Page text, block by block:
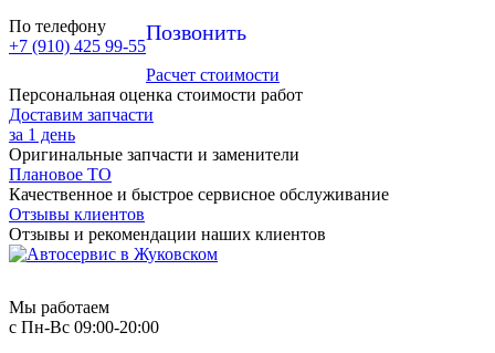
По телефону
+7 (910) 425 99-55
Позвонить
Расчет стоимости
Персональная оценка стоимости работ
Доставим запчасти
за 1 день
Оригинальные запчасти и заменители
Плановое ТО
Качественное и быстрое сервисное обслуживание
Отзывы клиентов
Отзывы и рекомендации наших клиентов
Мы работаем
с Пн-Вc 09:00-20:00